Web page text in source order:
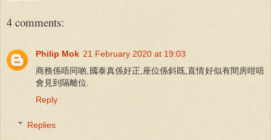
4 comments:
Philip Mok 21 February 2020 at 19:03
商務係唔同啲,國泰真係好正,座位係斜既,直情好似有間房咁唔
會見到隔離位.
Reply
Replies